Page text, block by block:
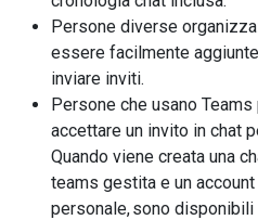
Persone diverse
essere facilmente
inviare inviti.
Persone che usano
accettare un invito in chat
Quando viene creata una
teams gestita e un
personale, sono